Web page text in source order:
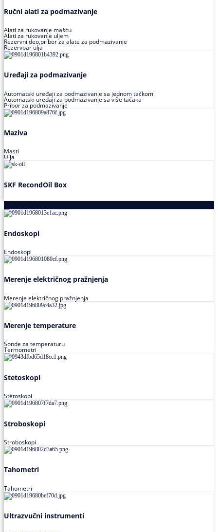
Ručni alati za podmazivanje
Alati za rukovanje mašću
Alati za rukovanje uljem
Rezervni deo,pribor za alate za podmazivanje
Rezervoar ulja
Uređaji za podmazivanje
Automatski uređaji za podmazivanje sa jednom tačkom
Automatski uređaji za podmazivanje sa više tačaka
Pribor za podmazivanje
Maziva
Masti
Ulja
SKF RecondOil Box
Endoskopi
Endoskopi
Merenje električnog pražnjenja
Merenje električnog pražnjenja
Merenje temperature
Sonde za temperaturu
Termometri
Stetoskopi
Stetoskopi
Stroboskopi
Stroboskopi
Tahometri
Tahometri
Ultrazvučni instrumenti